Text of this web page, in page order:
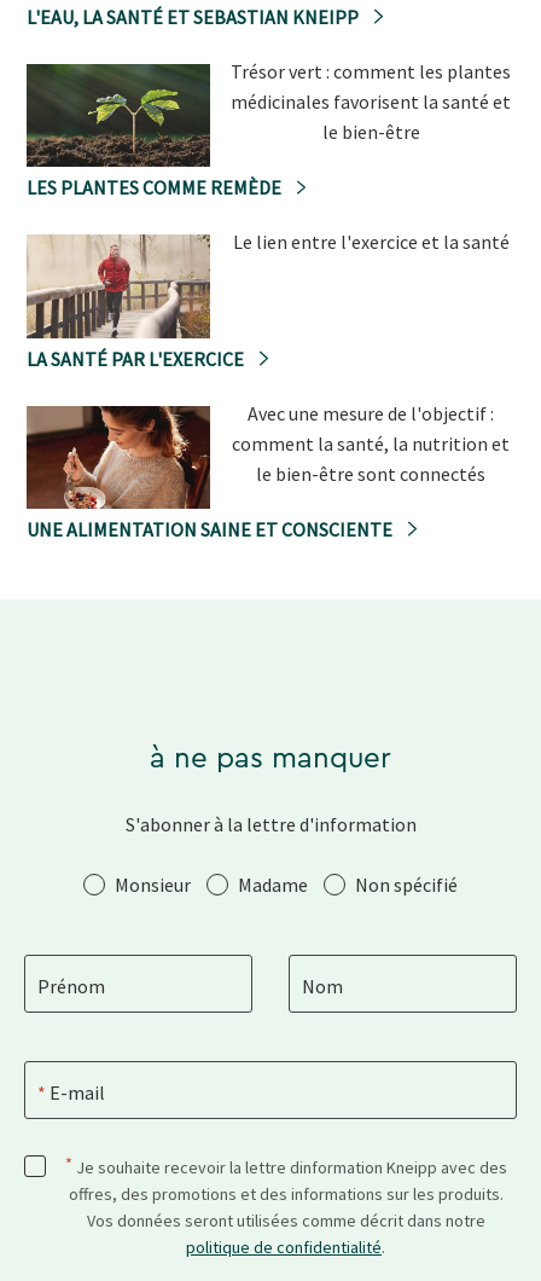
L'EAU, LA SANTÉ ET SEBASTIAN KNEIPP
Trésor vert : comment les plantes
médicinales favorisent la santé et
le bien-être
LES PLANTES COMME REMÈDE
Le lien entre l'exercice et la santé
LA SANTÉ PAR L'EXERCICE
Avec une mesure de l'objectif :
comment la santé, la nutrition et
le bien-être sont connectés
UNE ALIMENTATION SAINE ET CONSCIENTE
à ne pas manquer
S'abonner à la lettre d'information
SalutationMonsieur Madame Non spécifié
Prénom Nom
E-mail
* Je souhaite recevoir la lettre dinformation Kneipp avec des
offres, des promotions et des informations sur les produits.
Vos données seront utilisées comme décrit dans notre
politique de confidentialité.